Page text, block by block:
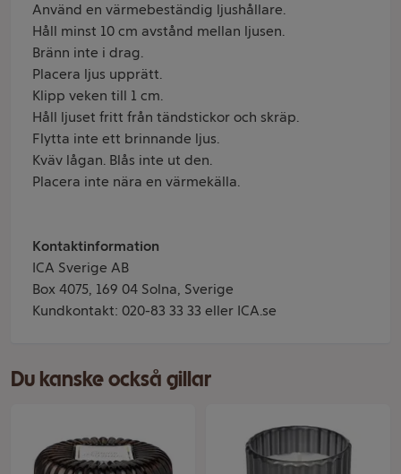
Använd en värmebeständig ljushållare.
Håll minst 10 cm avstånd mellan ljusen.
Bränn inte i drag.
Placera ljus upprätt.
Klipp veken till 1 cm.
Håll ljuset fritt från tändstickor och skräp.
Flytta inte ett brinnande ljus.
Kväv lågan. Blås inte ut den.
Placera inte nära en värmekälla.
Kontaktinformation
ICA Sverige AB
Box 4075, 169 04 Solna, Sverige
Kundkontakt: 020-83 33 33 eller ICA.se
Du kanske också gillar